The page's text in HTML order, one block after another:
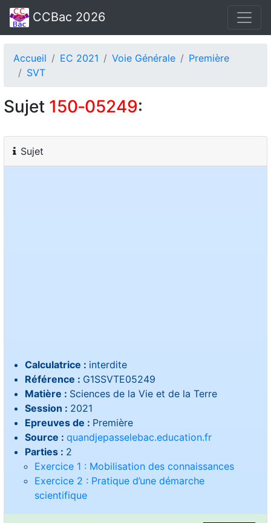
CCBac 2026
Accueil EC 2021 Voie Générale
Première
SVT
Sujet 150‑05249:
Sujet
Calculatrice : interdite
Référence : G1SSVTE05249
Matière : Sciences de la Vie et de la Terre
Session : 2021
Epreuves de : Première
Source : quandjepasselebac.education.fr
Parties : 2
Exercice 1 : Mobilisation des connaissances
Exercice 2 : Pratique d’une démarche
scientifique